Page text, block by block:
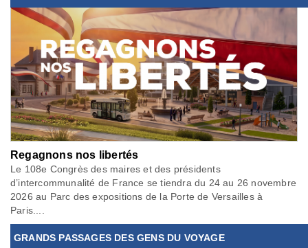
Regagnons nos libertés
Le 108e Congrès des maires et des présidents
d’intercommunalité de France se tiendra du 24 au 26 novembre
2026 au Parc des expositions de la Porte de Versailles à
Paris....
GRANDS PASSAGES DES GENS DU VOYAGE